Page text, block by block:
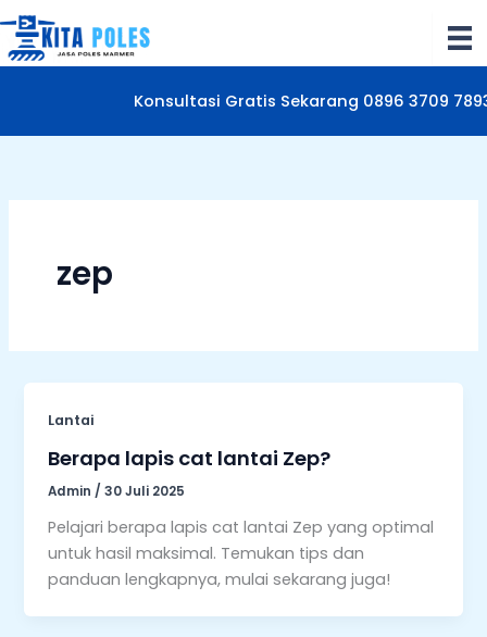
Lewati
ke
konten
Konsultasi Gratis Sekarang 0896 3709
zep
Lantai
Berapa lapis cat lantai Zep?
Admin /30 Juli 2025
Pelajari berapa lapis cat lantai Zep yang optimal
untuk hasil maksimal. Temukan tips dan
panduan lengkapnya, mulai sekarang juga!